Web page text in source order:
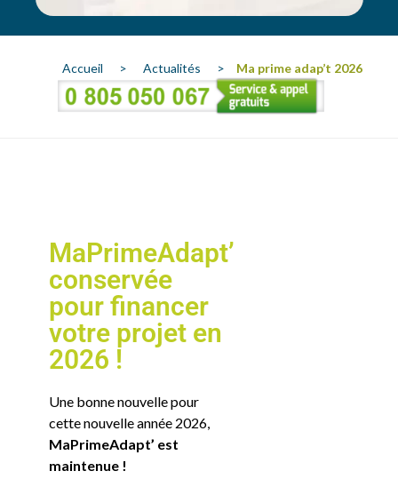
Accueil > Actualités > Ma prime adap’t 2026
MaPrimeAdapt’
conservée
pour financer
votre projet en
2026 !
Une bonne nouvelle pour
cette nouvelle année 2026,
MaPrimeAdapt’ est
maintenue !